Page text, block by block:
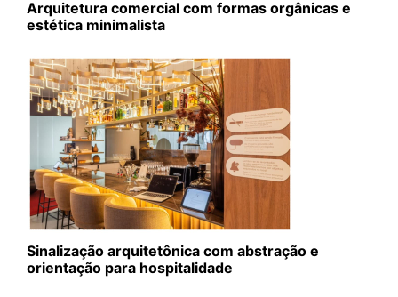
Arquitetura comercial com formas orgânicas e
estética minimalista
Sinalização arquitetônica com abstração e
orientação para hospitalidade